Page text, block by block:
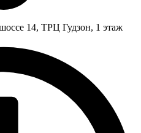
14, ТРЦ Гудзон, 1 этаж